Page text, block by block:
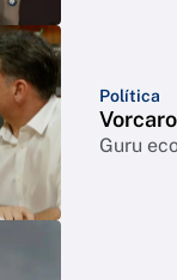
Política
Guru